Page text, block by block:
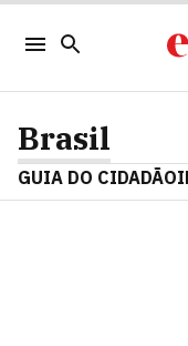
Brasil
GUIA DO CIDADÃO